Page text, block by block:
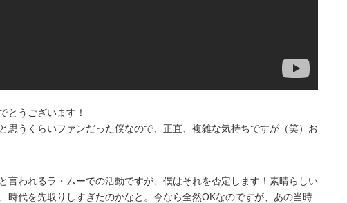
とうございます！
思うくらいファンだった僕なので、正直、複雑な気持ちですが（笑）お
言われるラ・ムーでの活動ですが、僕はそれを否定します！素晴らしい
時代を先取りしすぎたのかなと。今なら全然OKなのですが、あの当時